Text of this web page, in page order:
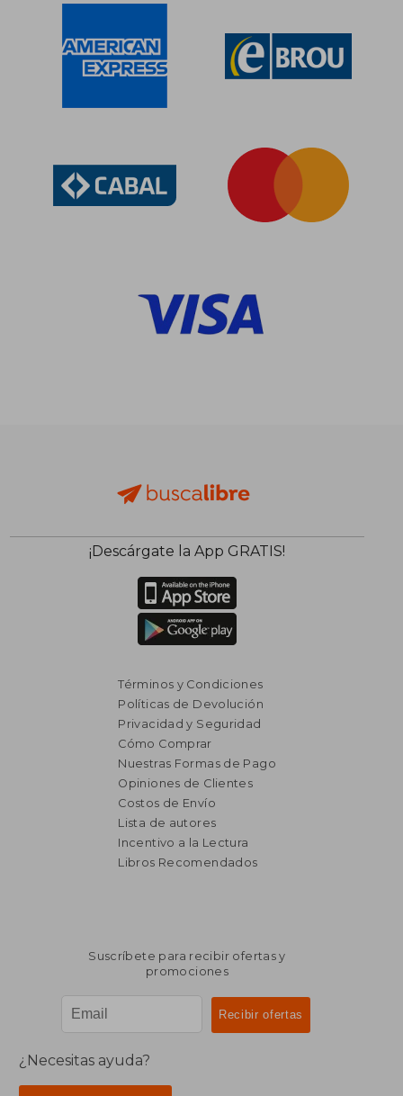
$ 1.164
$ 757
¡Descárgate la App GRATIS!
Términos y Condiciones
Políticas de Devolución
Privacidad y Seguridad
Cómo Comprar
Nuestras Formas de Pago
Opiniones de Clientes
Costos de Envío
Lista de autores
Incentivo a la Lectura
Libros Recomendados
Suscríbete para recibir ofertas y
promociones
¿Necesitas ayuda?